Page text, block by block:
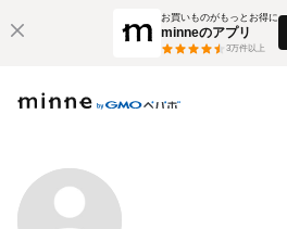
お買いものがもっとお得に
minneのアプリ
3万件以上